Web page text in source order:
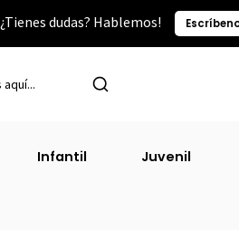
¿Tienes dudas? Hablemos!
Infantil Juvenil